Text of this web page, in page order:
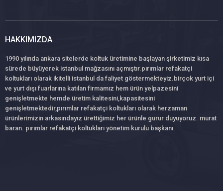
HAKKIMIZDA
1990 yılında ankara sitelerde koltuk üretimine başlayan şirketimiz kısa
sürede büyüyerek istanbul mağzasını açmıştır.pırımlar refakatçi
koltukları olarak ikitelli istanbul da faliyet göstermekteyiz.birçok yurt içi
ve yurt dışı fuarlarına katılan firmamız hem ürün yelpazesini
genişletmekte hemde üretim kalitesini,kapasitesini
genişletmektedir,pırımlar refakatçi koltukları olarak herzaman
ürünlerimizin arkasındayız ürettiğimiz her ürünle gurur duyuyoruz. murat
baran. pırımlar refakatçi koltukları yönetim kurulu başkanı.